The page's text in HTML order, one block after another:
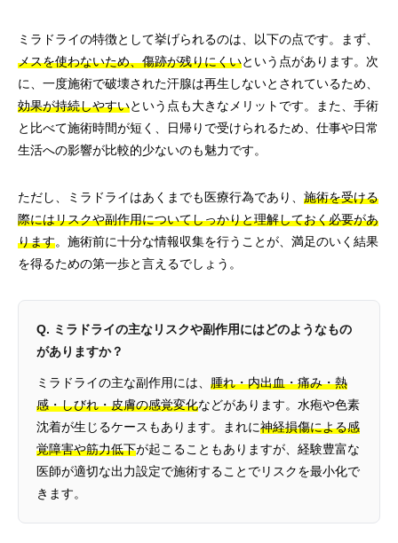
ミラドライの特徴として挙げられるのは、以下の点です。まず、
メスを使わないため、傷跡が残りにくいという点があります。次
に、一度施術で破壊された汗腺は再生しないとされているため、
効果が持続しやすいという点も大きなメリットです。また、手術
と比べて施術時間が短く、日帰りで受けられるため、仕事や日常
生活への影響が比較的少ないのも魅力です。
ただし、ミラドライはあくまでも医療行為であり、 施術を受ける
際にはリスクや副作用についてしっかりと理解しておく必要があ
ります。施術前に十分な情報収集を行うことが、満足のいく結果
を得るための第一歩と言えるでしょう。
Q. ミラドライの主なリスクや副作用にはどのようなもの
がありますか？
ミラドライの主な副作用には、 腫れ・内出血・痛み・熱
感・しびれ・皮膚の感覚変化などがあります。水疱や色素
沈着が生じるケースもあります。まれに神経損傷による感
覚障害や筋力低下が起こることもありますが、経験豊富な
医師が適切な出力設定で施術することでリスクを最小化で
きます。